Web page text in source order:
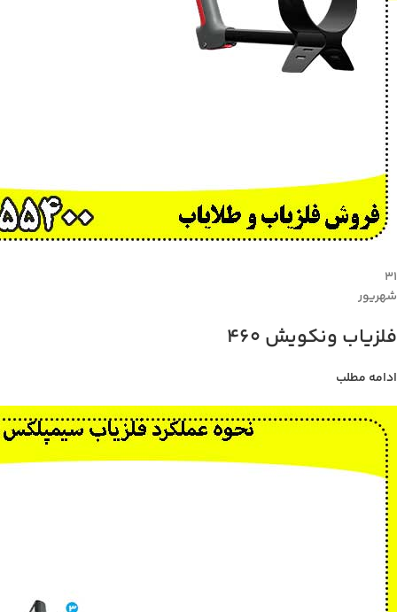
۳۱
شهریور
فلزیاب ونکویش 460
ادامه مطلب